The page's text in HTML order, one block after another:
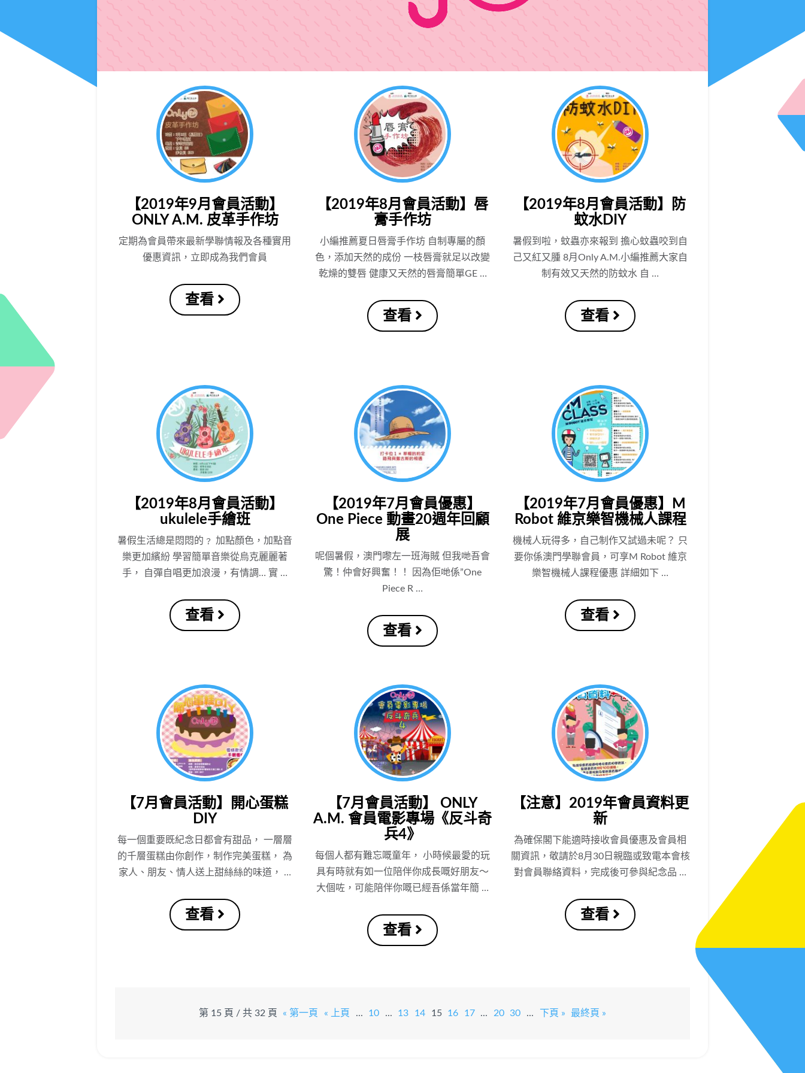
【2019年9月會員活動】
ONLY A.M. 皮革手作坊
定期為會員帶來最新學聯情報及各種實用
優惠資訊，立即成為我們會員
查看
【2019年8月會員活動】唇
膏手作坊
小編推薦夏日唇膏手作坊 自制專屬的顏
色，添加天然的成份 一枝唇膏就足以改變
乾燥的雙唇 健康又天然的唇膏簡單GE …
查看
【2019年8月會員活動】防
蚊水DIY
暑假到啦，蚊蟲亦來報到 擔心蚊蟲咬到自
己又紅又腫 8月Only A.M.小編推薦大家自
制有效又天然的防蚊水 自 …
查看
【2019年8月會員活動】
ukulele手繪班
暑假生活總是悶悶的﹖ 加點顏色，加點音
樂更加繽紛 學習簡單音樂從烏克麗麗著
手， 自彈自唱更加浪漫，有情調… 實 …
查看
【2019年7月會員優惠】
One Piece 動畫20週年回顧
展
呢個暑假，澳門嚟左一班海賊 但我哋吾會
驚！仲會好興奮！！ 因為佢哋係”One
Piece R …
查看
【2019年7月會員優惠】M
Robot 維京樂智機械人課程
機械人玩得多，自己制作又試過未呢？ 只
要你係澳門學聯會員，可享M Robot 維京
樂智機械人課程優惠 詳細如下 …
查看
【7月會員活動】開心蛋糕
DIY
每一個重要既紀念日都會有甜品， 一層層
的千層蛋糕由你創作，制作完美蛋糕， 為
家人、朋友、情人送上甜絲絲的味道， …
查看
【7月會員活動】 ONLY
A.M. 會員電影專場《反斗奇
兵4》
每個人都有難忘嘅童年， 小時候最愛的玩
具有時就有如一位陪伴你成長嘅好朋友～
大個咗，可能陪伴你嘅已經吾係當年簡 …
查看
【注意】2019年會員資料更
新
為確保閣下能適時接收會員優惠及會員相
關資訊，敬請於8月30日親臨或致電本會核
對會員聯絡資料，完成後可參與紀念品 …
查看
第 15 頁 / 共 32 頁 « 第一頁 « 上頁 ... 10 ... 13 14 15 16 17 ... 20 30 ... 下頁 » 最終頁 »